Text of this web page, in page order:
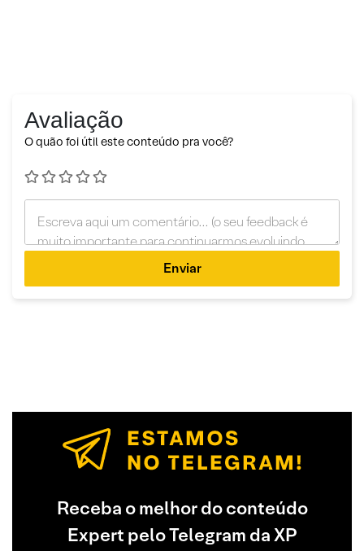
Avaliação
O quão foi útil este conteúdo pra você?
Enviar
Receba o melhor do conteúdo
Expert pelo Telegram da XP